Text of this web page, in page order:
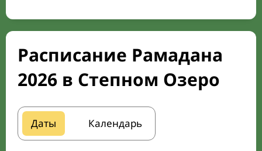
Расписание Рамадана
2026 в Степном Озеро
Даты Календарь